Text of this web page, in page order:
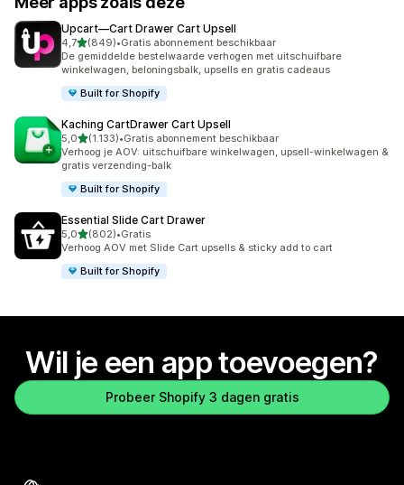
Upcart—Cart Drawer Cart Upsell
4,7van 5 sterren
(849)
849 recensies in totaal
•Gratis abonnement beschikbaar
De gemiddelde bestelwaarde verhogen met uitschuifbare
winkelwagen, beloningsbalk, upsells en gratis cadeaus
Built for Shopify
Kaching CartDrawer Cart Upsell
5,0van 5 sterren
(1.133)
1133 recensies in totaal
•Gratis abonnement beschikbaar
Verhoog je AOV: uitschuifbare winkelwagen, upsell-winkelwagen &
gratis verzending-balk
Built for Shopify
Essential Slide Cart Drawer
5,0van 5 sterren
(802)
802 recensies in totaal
•Gratis
Verhoog AOV met Slide Cart upsells & sticky add to cart
Built for Shopify
Wil je een app toevoegen?
Probeer Shopify 3 dagen gratis